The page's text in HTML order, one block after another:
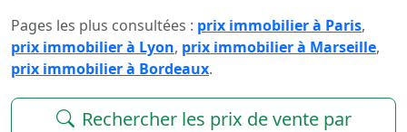
Pages les plus consultées : prix immobilier à Paris,
prix immobilier à Lyon, prix immobilier à Marseille,
prix immobilier à Bordeaux.
Rechercher les prix de vente par